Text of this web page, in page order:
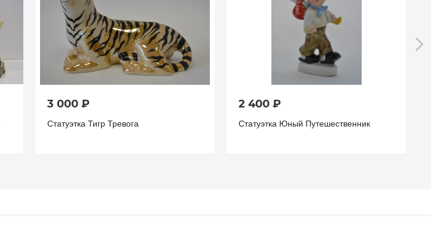
3 000 ₽
Статуэтка Тигр Тревога
2 400 ₽
Статуэтка Юный Путешественник